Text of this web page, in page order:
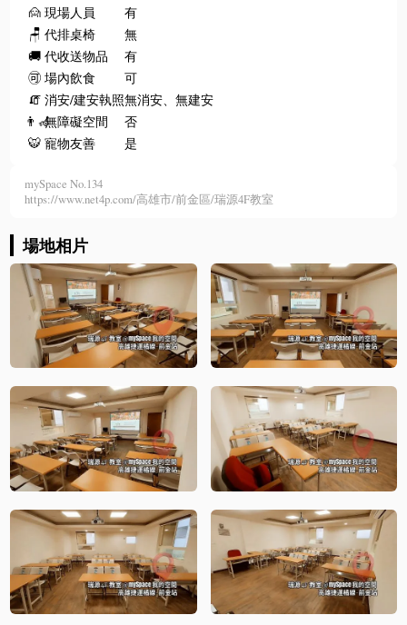
🙍 現場人員
有
🪑 代排桌椅
無
🚚 代收送物品
有
🉑 場內飲食
可
🧯 消安/建安執照無消安、無建安
👨‍🦽無障礙空間
否
🐯 寵物友善 是
mySpace No.134
https://www.net4p.com/高雄市/前金區/瑞源4F教室
場地相片